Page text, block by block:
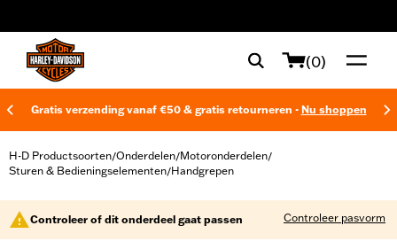
(0)
Gratis verzending vanaf €50 & gratis retourneren - Nu shoppen
H-D Productsoorten/Onderdelen/Motoronderdelen/
Sturen & Bedieningselementen/Handgrepen
Controleer of dit onderdeel gaat passen Controleer pasvorm